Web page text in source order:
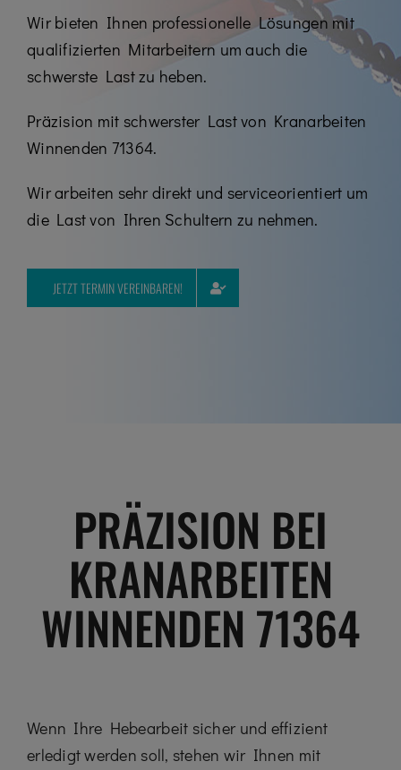
Karriere
Wir bieten Ihnen professionelle Lösungen mit
qualifizierten Mitarbeitern um auch die
schwerste Last zu heben.
Präzision mit schwerster Last von Kranarbeiten
Winnenden 71364.
Wir arbeiten sehr direkt und serviceorientiert um
die Last von Ihren Schultern zu nehmen.
JETZT TERMIN VEREINBAREN!
PRÄZISION BEI
KRANARBEITEN
WINNENDEN 71364
Wenn Ihre Hebearbeit sicher und effizient
erledigt werden soll, stehen wir Ihnen mit